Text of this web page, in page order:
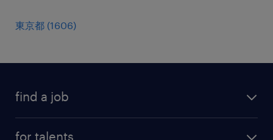
東京都 (1606)
find a job
for talents